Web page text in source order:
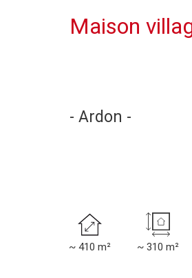
Maison
- Ardon -
~ 410 m² ~ 310 m²